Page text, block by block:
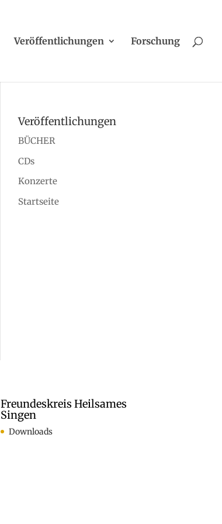
Veröffentlichungen Forschung
Veröffentlichungen
BÜCHER
CDs
Konzerte
Startseite
Freundeskreis Heilsames
Singen
Downloads